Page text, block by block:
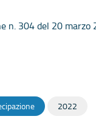
n. 304 del 20 marzo
2022